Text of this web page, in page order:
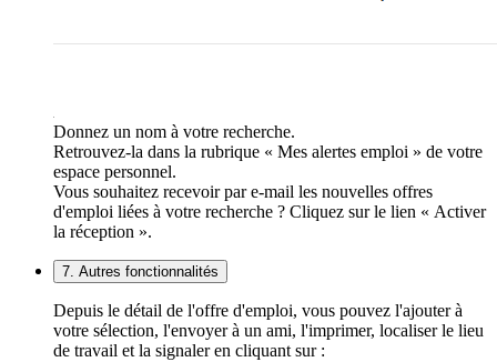
Donnez un nom à votre recherche.
Retrouvez-la dans la rubrique « Mes alertes emploi » de votre
espace personnel.
Vous souhaitez recevoir par e-mail les nouvelles offres
d'emploi liées à votre recherche ? Cliquez sur le lien « Activer
la réception ».
7. Autres fonctionnalités
Depuis le détail de l'offre d'emploi, vous pouvez l'ajouter à
votre sélection, l'envoyer à un ami, l'imprimer, localiser le lieu
de travail et la signaler en cliquant sur :